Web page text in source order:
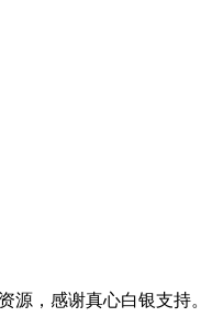
源，感谢真心白银支持。